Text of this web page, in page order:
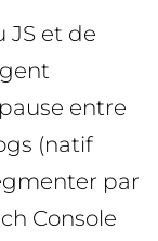
JS et de
entre
(natif
par
Console